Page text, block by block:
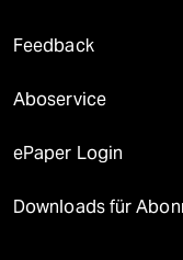
Feedback
Aboservice
ePaper Login
Downloads für